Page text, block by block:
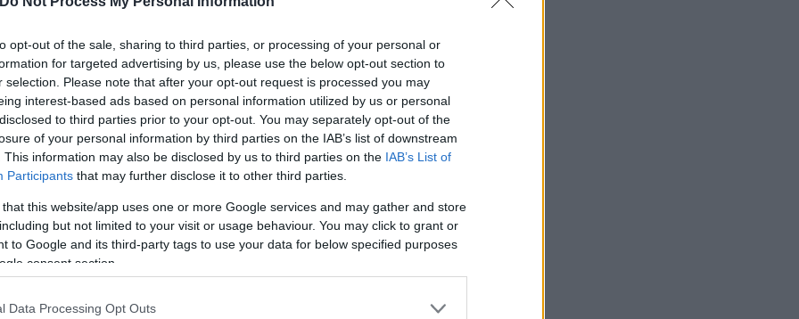
opt-out of the sale, sharing to third parties, or processing of your personal or
for targeted advertising by us, please use the below opt-out section to
selection. Please note that after your opt-out request is processed you may
interest-based ads based on personal information utilized by us or personal
to third parties prior to your opt-out. You may separately opt-out of the
of your personal information by third parties on the IAB’s list of downstream
This information may also be disclosed by us to third parties on the IAB’s List of
Participants that may further disclose it to other third parties.
that this website/app uses one or more Google services and may gather and store
but not limited to your visit or usage behaviour. You may click to grant or
to Google and its third-party tags to use your data for below specified purposes
consent section.
Data Processing Opt Outs
να πέφτει στις 15 Ιουνίου.